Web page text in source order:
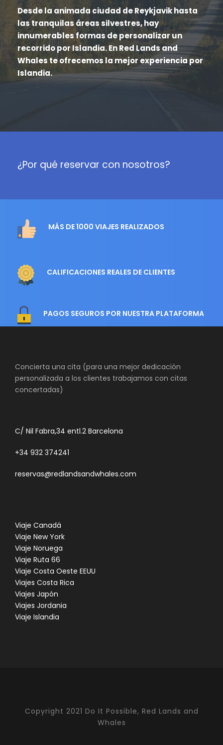
Desde la animada ciudad de Reykjavik hasta
las tranquilas áreas silvestres, hay
innumerables formas de personalizar un
recorrido por Islandia. En Red Lands and
Whales te ofrecemos la mejor experiencia por
Islandia.
¿Por qué reservar con nosotros?
MÁS DE 1000 VIAJES REALIZADOS
CALIFICACIONES REALES DE CLIENTES
PAGOS SEGUROS POR NUESTRA PLATAFORMA
Concierta una cita (para una mejor dedicación
personalizada a los clientes trabajamos con citas
concertadas)
C/ Nil Fabra,34 entl.2 Barcelona
+34 932 374241
reservas@redlandsandwhales.com
Viaje Canadá
Viaje New York
Viaje Noruega
Viaje Ruta 66
Viaje Costa Oeste EEUU
Viajes Costa Rica
Viajes Japón
Viajes Jordania
Viaje Islandia
Copyright 2021 Do It Possible, Red Lands and
Whales